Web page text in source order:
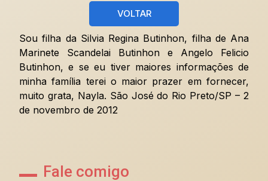
VOLTAR
Sou filha da Silvia Regina Butinhon, filha de Ana
Marinete Scandelai Butinhon e Angelo Felicio
Butinhon, e se eu tiver maiores informações de
minha família terei o maior prazer em fornecer,
muito grata, Nayla. São José do Rio Preto/SP – 2
de novembro de 2012
Fale comigo